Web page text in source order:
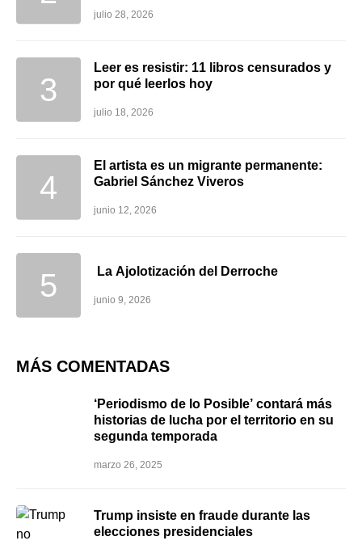
julio 28, 2026
Leer es resistir: 11 libros censurados y
por qué leerlos hoy
julio 18, 2026
El artista es un migrante permanente:
Gabriel Sánchez Viveros
junio 12, 2026
La Ajolotización del Derroche
junio 9, 2026
MÁS COMENTADAS
‘Periodismo de lo Posible’ contará más
historias de lucha por el territorio en su
segunda temporada
marzo 26, 2025
Trump insiste en fraude durante las
elecciones presidenciales